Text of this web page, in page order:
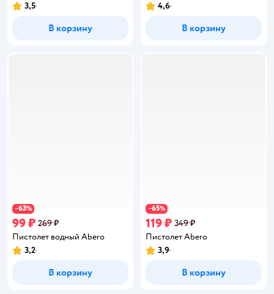
Рейтинг:
3,5
В корзину
Рейтинг:
4,6
В корзину
−63%
99 ₽ 269 ₽
Пистолет водный Abero
Рейтинг:
3,2
В корзину
−65%
119 ₽ 349 ₽
Пистолет Abero
Рейтинг:
3,9
В корзину